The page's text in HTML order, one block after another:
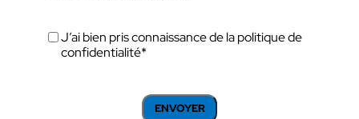
R J’ai bien pris connaissance de lapolitique de
confidentialité*